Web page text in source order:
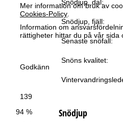
Mer information om bruk av
Cookies-Policy
Information om
rättigheter hittar du på vår sida
Godkänn
139
94 %
d
a
Snödjup, dal:
Snödjup, fjäll:
Senaste snöfall:
Snöns kvalitet:
Snödjup